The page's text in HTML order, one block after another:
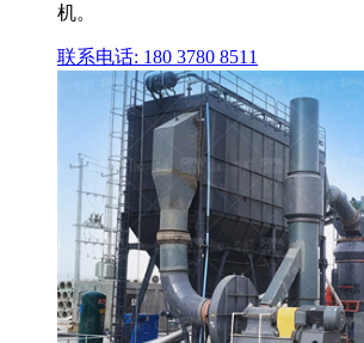
机。
联系电话: 180 3780 8511